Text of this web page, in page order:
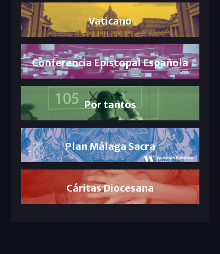
Vaticano
Conferencia Episcopal Española
Por tantos
Plan Málaga Sacra
Cáritas Diocesana